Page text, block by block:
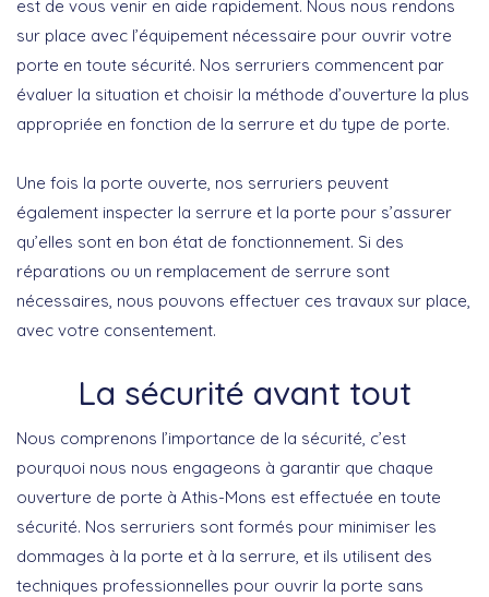
est de vous venir en aide rapidement. Nous nous rendons
sur place avec l’équipement nécessaire pour ouvrir votre
porte en toute sécurité. Nos serruriers commencent par
évaluer la situation et choisir la méthode d’ouverture la plus
appropriée en fonction de la serrure et du type de porte.
Une fois la porte ouverte, nos serruriers peuvent
également inspecter la serrure et la porte pour s’assurer
qu’elles sont en bon état de fonctionnement. Si des
réparations ou un remplacement de serrure sont
nécessaires, nous pouvons effectuer ces travaux sur place,
avec votre consentement.
La sécurité avant tout
Nous comprenons l’importance de la sécurité, c’est
pourquoi nous nous engageons à garantir que chaque
ouverture de porte à Athis-Mons est effectuée en toute
sécurité. Nos serruriers sont formés pour minimiser les
dommages à la porte et à la serrure, et ils utilisent des
techniques professionnelles pour ouvrir la porte sans